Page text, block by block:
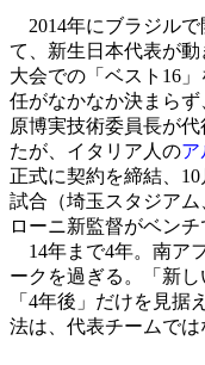
2014年にブラジルで
て、新生日本代表が
大会での「ベスト16
任がなかなか決まら
原博実技術委員長が
たが、イタリア人のア
正式に契約を締結、
試合（埼玉スタジア
ローニ新監督がベン
14年まで4年。南ア
ークを過ぎる。「新し
「4年後」だけを見
法は、代表チームでは